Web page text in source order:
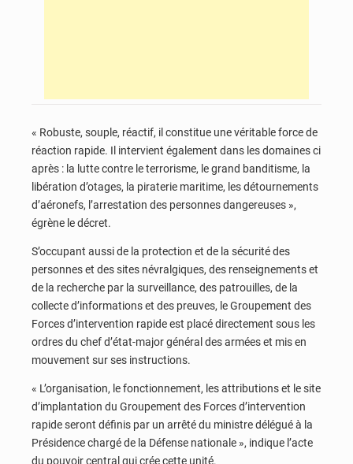
« Robuste, souple, réactif, il constitue une véritable force de
réaction rapide. Il intervient également dans les domaines ci
après : la lutte contre le terrorisme, le grand banditisme, la
libération d’otages, la piraterie maritime, les détournements
d’aéronefs, l’arrestation des personnes dangereuses »,
égrène le décret.
S’occupant aussi de la protection et de la sécurité des
personnes et des sites névralgiques, des renseignements et
de la recherche par la surveillance, des patrouilles, de la
collecte d’informations et des preuves, le Groupement des
Forces d’intervention rapide est placé directement sous les
ordres du chef d’état-major général des armées et mis en
mouvement sur ses instructions.
« L’organisation, le fonctionnement, les attributions et le site
d’implantation du Groupement des Forces d’intervention
rapide seront définis par un arrêté du ministre délégué à la
Présidence chargé de la Défense nationale », indique l’acte
du pouvoir central qui crée cette unité.